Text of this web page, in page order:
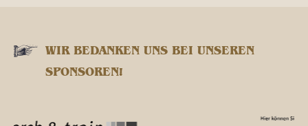
WIR BEDANKEN UNS BEI UNSEREN
SPONSOREN!